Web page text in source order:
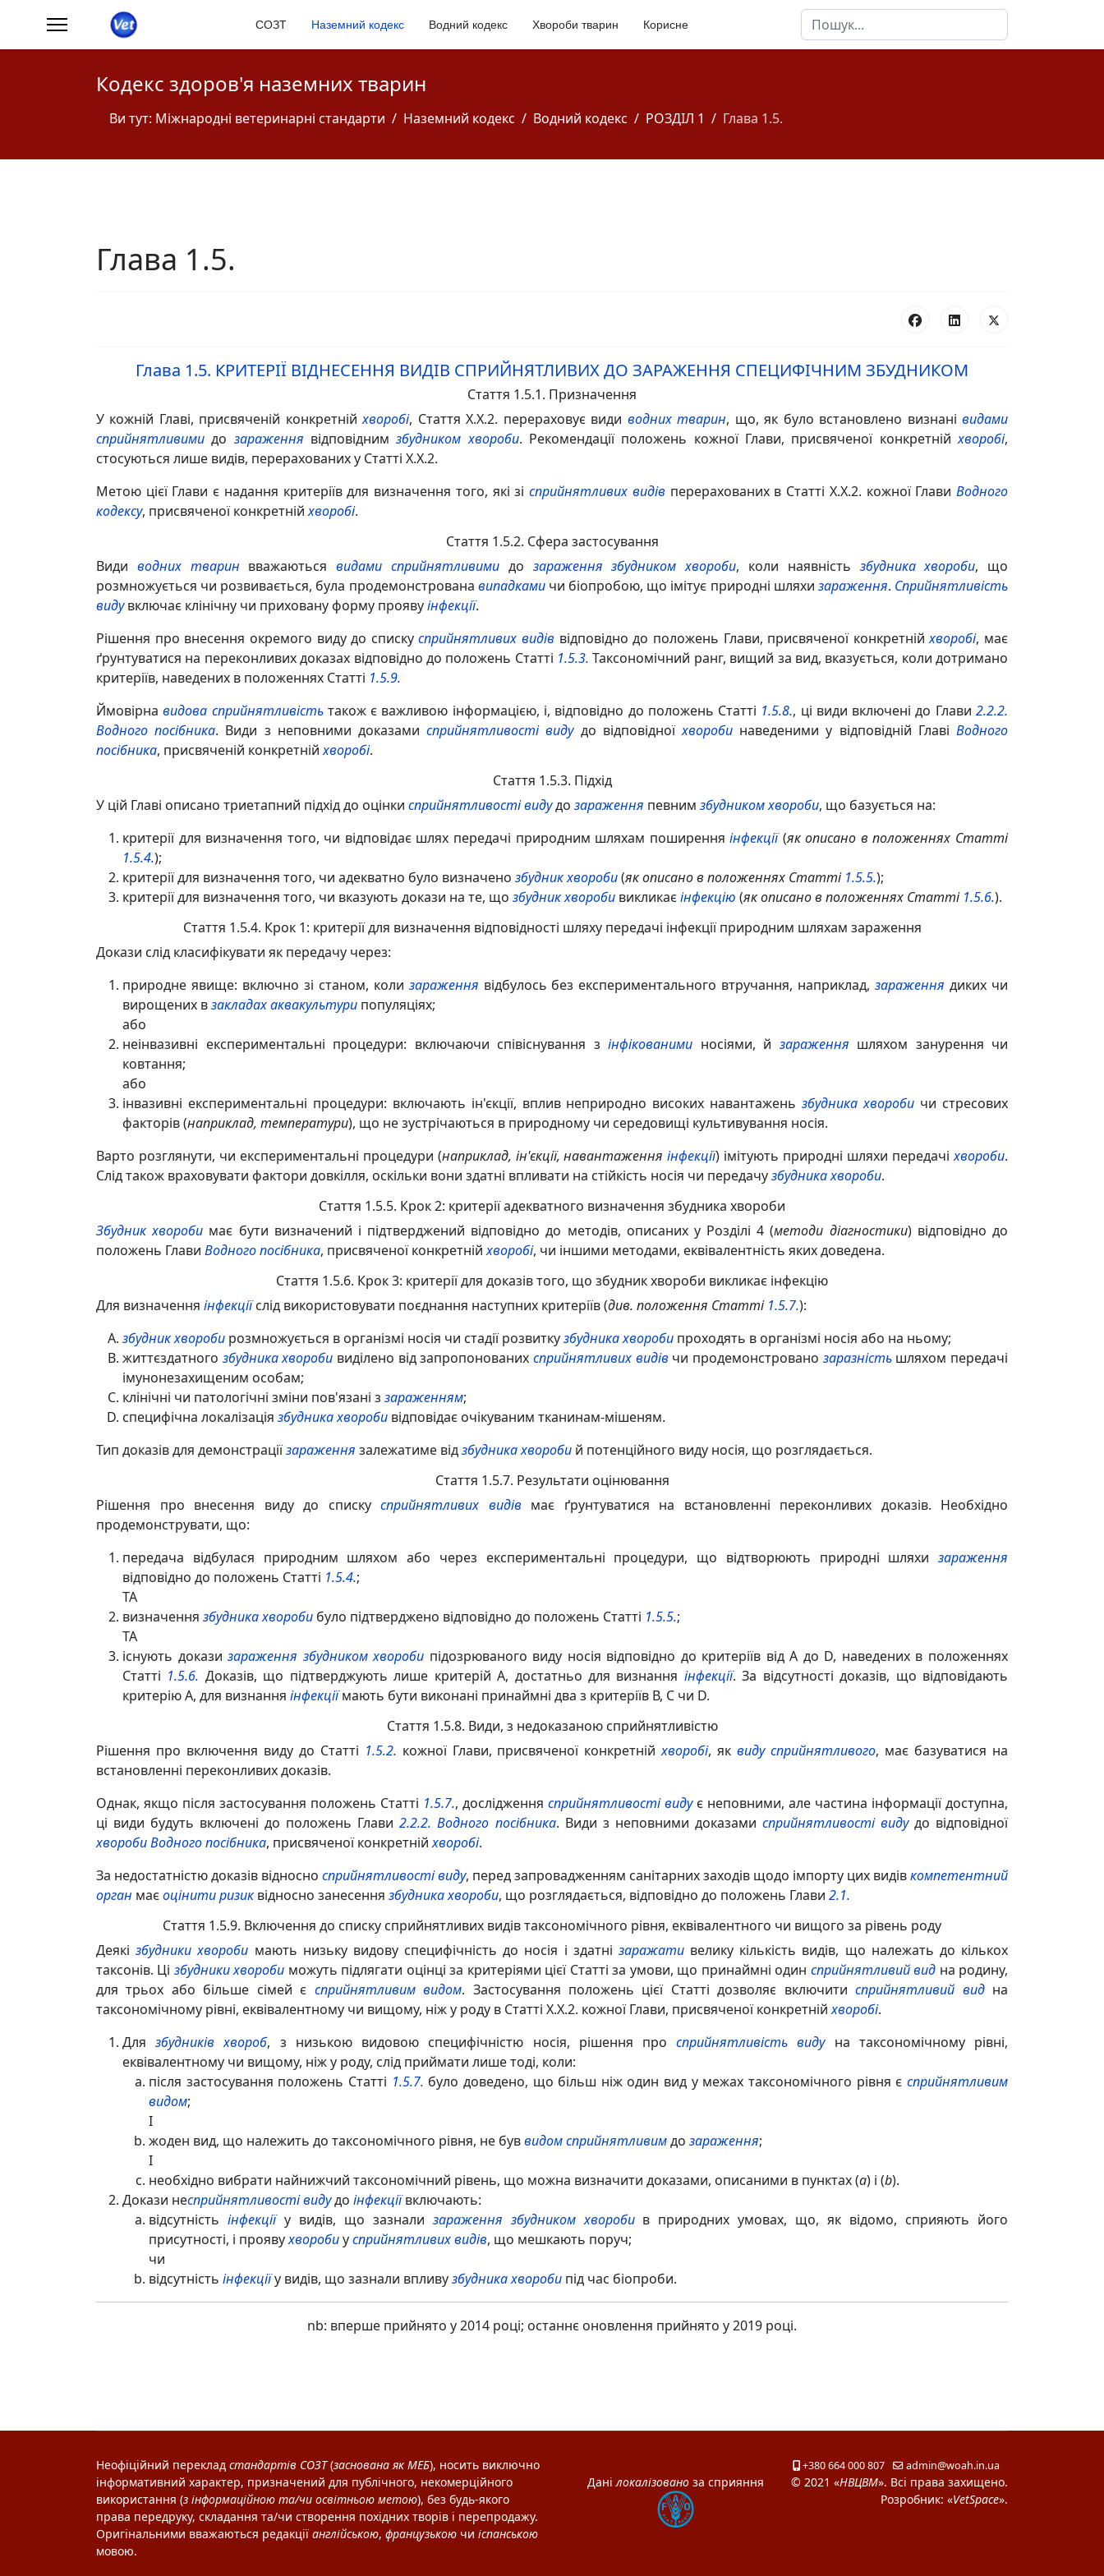
СОЗТ Наземний кодекс Водний кодекс Хвороби тварин Корисне Пошук
Кодекс здоров'я наземних тварин
Ви тут: Міжнародні ветеринарні стандарти Наземний кодекс Водний кодекс РОЗДІЛ 1 Глава 1.5.
Глава 1.5.
Глава 1.5. КРИТЕРІЇ ВІДНЕСЕННЯ ВИДІВ СПРИЙНЯТЛИВИХ ДО ЗАРАЖЕННЯ СПЕЦИФІЧНИМ ЗБУДНИКОМ
Стаття 1.5.1. Призначення
У кожній Главі, присвяченій конкретнійхворобі, Стаття X.X.2. перераховує види водних тварин, що, як було встановлено визнанівидами
сприйнятливими до зараження відповіднимзбудником хвороби. Рекомендації положень кожної Глави, присвяченої конкретнійхворобі,
стосуються лише видів, перерахованих у Статті X.X.2.
Метою цієї Глави є надання критеріїв для визначення того, які зісприйнятливих видівперерахованих в Статті X.X.2. кожної ГлавиВодного
кодексу, присвяченої конкретнійхворобі.
Стаття 1.5.2. Сфера застосування
Види водних тварин вважаютьсявидами сприйнятливимидо зараження збудником хвороби, коли наявність збудника хвороби, що
розмножується чи розвивається, була продемонстрована випадкамичи біопробою, що імітує природні шляхи зараження. Сприйнятливість
видувключає клінічну чи приховану форму проявуінфекції.
Рішення про внесення окремого виду до спискусприйнятливих видів відповідно до положень Глави, присвяченої конкретнійхворобі, має
ґрунтуватися на переконливих доказах відповідно до положень Статті 1.5.3. Таксономічний ранг, вищий за вид, вказується, коли дотримано
критеріїв, наведених в положеннях Статті 1.5.9.
Ймовірнавидова сприйнятливістьтакож є важливою інформацією, і, відповідно до положень Статті 1.5.8., ці види включені до Глави2.2.2.
Водного посібника. Види з неповними доказамисприйнятливості видудо відповідноїхвороби наведеними у відповідній ГлавіВодного
посібника, присвяченій конкретнійхворобі.
Стаття 1.5.3. Підхід
У цій Главі описано триетапний підхід до оцінки сприйнятливості видудо зараження певним збудником хвороби, що базується на:
критерії для визначення того, чи відповідає шлях передачі природним шляхам поширенняінфекції(як описано в положеннях Статті
1.5.4.);
критерії для визначення того, чи адекватно було визначено збудник хвороби(як описано в положеннях Статті 1.5.5.);
критерії для визначення того, чи вказують докази на те, що збудник хвороби викликаєінфекцію (як описано в положеннях Статті 1.5.6.).
Стаття 1.5.4. Крок 1: критерії для визначення відповідності шляху передачі інфекції природним шляхам зараження
Докази слід класифікувати як передачу через:
природне явище: включно зі станом, коли зараження відбулось без експериментального втручання, наприклад,зараження диких чи
вирощених взакладах аквакультури популяціях;
або
неінвазивні експериментальні процедури: включаючи співіснування з інфікованими носіями, й зараження шляхом занурення чи
ковтання;
або
інвазивні експериментальні процедури: включають ін'єкції, вплив неприродно високих навантаженьзбудника хвороби чи стресових
факторів (наприклад, температури), що не зустрічаються в природному чи середовищі культивування носія.
Варто розглянути, чи експериментальні процедури (наприклад, ін'єкції, навантаженняінфекції) імітують природні шляхи передачіхвороби.
Слід також враховувати фактори довкілля, оскільки вони здатні впливати на стійкість носія чи передачузбудника хвороби.
Стаття 1.5.5. Крок 2: критерії адекватного визначення збудника хвороби
Збудник хвороби має бути визначений і підтверджений відповідно до методів, описаних у Розділі 4 (методи діагностики) відповідно до
положень Глави Водного посібника, присвяченої конкретнійхворобі, чи іншими методами, еквівалентність яких доведена.
Стаття 1.5.6. Крок 3: критерії для доказів того, що збудник хвороби викликає інфекцію
Для визначення інфекціїслід використовувати поєднання наступних критеріїв (див. положення Статті 1.5.7.):
збудник хвороби розмножується в організмі носія чи стадії розвиткузбудника хвороби проходять в організмі носія або на ньому;
життєздатного збудника хвороби виділено від запропонованихсприйнятливих видівчи продемонстровано заразністьшляхом передачі
імунонезахищеним особам;
клінічні чи патологічні зміни пов'язані з зараженням;
специфічна локалізація збудника хвороби відповідає очікуваним тканинам-мішеням.
Тип доказів для демонстраціїзараження залежатиме відзбудника хвороби й потенційного виду носія, що розглядається.
Стаття 1.5.7. Результати оцінювання
Рішення про внесення виду до списку сприйнятливих видівмає ґрунтуватися на встановленні переконливих доказів. Необхідно
продемонструвати, що:
передача відбулася природним шляхом або через експериментальні процедури, що відтворюють природні шляхи зараження
відповідно до положень Статті 1.5.4.;
ТА
визначення збудника хвороби було підтверджено відповідно до положень Статті 1.5.5.;
ТА
існують доказизараження збудником хвороби підозрюваного виду носія відповідно до критеріїв від A до D, наведених в положеннях
Статті 1.5.6. Доказів, що підтверджують лише критерій A, достатньо для визнання інфекції. За відсутності доказів, що відповідають
критерію А, для визнання інфекціїмають бути виконані принаймні два з критеріїв В, С чи D.
Стаття 1.5.8. Види, з недоказаною сприйнятливістю
Рішення про включення виду до Статті 1.5.2. кожної Глави, присвяченої конкретнійхворобі, яквиду сприйнятливого, має базуватися на
встановленні переконливих доказів.
Однак, якщо після застосування положень Статті 1.5.7., дослідження сприйнятливості видує неповними, але частина інформації доступна,
ці види будуть включені до положень Глави2.2.2. Водного посібника. Види з неповними доказами сприйнятливості видудо відповідної
хворобиВодного посібника, присвяченої конкретнійхворобі.
За недостатністю доказів відносно сприйнятливості виду, перед запровадженням санітарних заходів щодо імпорту цих видівкомпетентний
орган маєоцінити ризиквідносно занесення збудника хвороби, що розглядається, відповідно до положень Глави 2.1.
Стаття 1.5.9. Включення до списку сприйнятливих видів таксономічного рівня, еквівалентного чи вищого за рівень роду
Деякізбудники хвороби мають низьку видову специфічність до носія і здатні заражативелику кількість видів, що належать до кількох
таксонів. Ці збудники хвороби можуть підлягати оцінці за критеріями цієї Статті за умови, що принаймні один сприйнятливий вид на родину,
для трьох або більше сімей є сприйнятливим видом. Застосування положень цієї Статті дозволяє включитисприйнятливий видна
таксономічному рівні, еквівалентному чи вищому, ніж у роду в Статті X.X.2. кожної Глави, присвяченої конкретнійхворобі.
Длязбудників хвороб, з низькою видовою специфічністю носія, рішення просприйнятливість видуна таксономічному рівні,
еквівалентному чи вищому, ніж у роду, слід приймати лише тоді, коли:
після застосування положень Статті 1.5.7. було доведено, що більш ніж один вид у межах таксономічного рівня єсприйнятливим
видом;
І
жоден вид, що належить до таксономічного рівня, не буввидом сприйнятливимдо зараження;
І
необхідно вибрати найнижчий таксономічний рівень, що можна визначити доказами, описаними в пунктах (a) і (b).
Докази несприйнятливості видудо інфекціївключають:
відсутність інфекціїу видів, що зазнали зараження збудником хворобив природних умовах, що, як відомо, сприяють його
присутності, і проявухворобиусприйнятливих видів, що мешкають поруч;
чи
відсутність інфекціїу видів, що зазнали впливузбудника хвороби під час біопроби.
nb: вперше прийнято у 2014 році; останнє оновлення прийнято у 2019 році.
Неофіційний переклад стандартів СОЗТ(заснована якМЕБ), носить виключно
інформативний характер, призначений для публічного, некомерційного
використання (з інформаційною та/чи освітньою метою), без будь-якого
права передруку, складання та/чи створення похідних творів і перепродажу.
Оригінальними вважаються редакції англійською, французькою чи іспанською
мовою.
+380 664 000 807 admin@woah.in.ua
Данілокалізованоза сприяння © 2021 «НВЦВМ». Всі права захищено.
Розробник: «VetSpace».